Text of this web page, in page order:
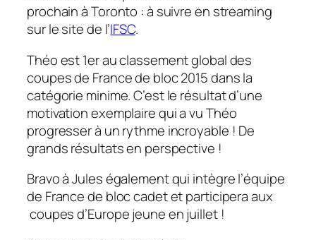
prochain à Toronto : à suivre en streaming
sur le site de l’IFSC.
Théo est 1er au classement global des
coupes de France de bloc 2015 dans la
catégorie minime. C’est le résultat d’une
motivation exemplaire qui a vu Théo
progresser à un rythme incroyable ! De
grands résultats en perspective !
Bravo à Jules également qui intègre l’équipe
de France de bloc cadet et participera aux
coupes d’Europe jeune en juillet !